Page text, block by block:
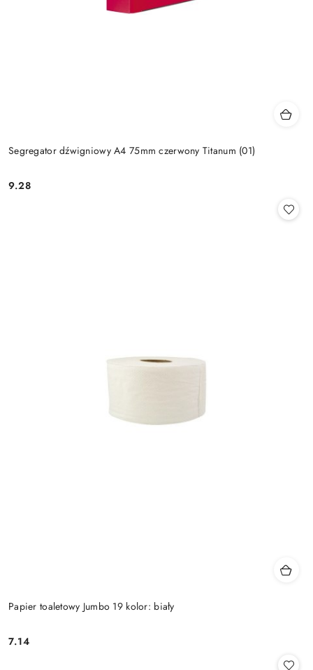
Segregator dźwigniowy A4 75mm czerwony Titanum (01)
Cena:
9.28
Papier toaletowy Jumbo 19 kolor: biały
Cena:
7.14